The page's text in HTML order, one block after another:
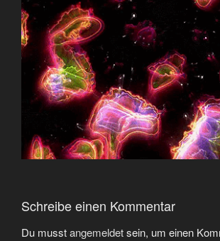
Schreibe einen Kommentar
Du musstangemeldetsein, um einen